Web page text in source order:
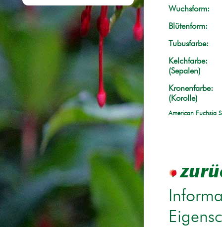
Wuchsform:
Blütenform:
Tubusfarbe:
Kelchfarbe:
(Sepalen)
Kronenfarbe:
(Korolle)
American Fuchsia